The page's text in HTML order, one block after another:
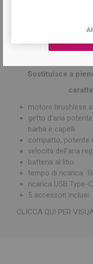
completa libertà
Sostituisce a
motore brushless
getto d'aria
barba e capelli
compatto, potente
velocità dell'aria
batteria al litio
tempo di ricarica:
ricarica USB Type-C
5 accessori inclusi
CLICCA QUI PER